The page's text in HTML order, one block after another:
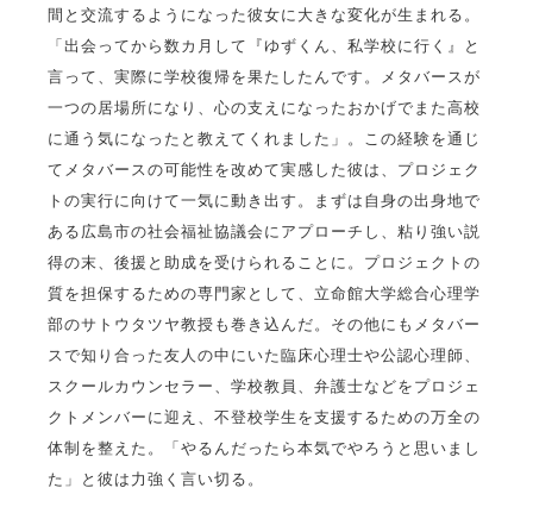
間と交流するようになった彼女に大きな変化が生まれる。
「出会ってから数カ月して『ゆずくん、私学校に行く』と
言って、実際に学校復帰を果たしたんです。メタバースが
一つの居場所になり、心の支えになったおかげでまた高校
に通う気になったと教えてくれました」。この経験を通じ
てメタバースの可能性を改めて実感した彼は、プロジェク
トの実行に向けて一気に動き出す。まずは自身の出身地で
ある広島市の社会福祉協議会にアプローチし、粘り強い説
得の末、後援と助成を受けられることに。プロジェクトの
質を担保するための専門家として、立命館大学総合心理学
部のサトウタツヤ教授も巻き込んだ。その他にもメタバー
スで知り合った友人の中にいた臨床心理士や公認心理師、
スクールカウンセラー、学校教員、弁護士などをプロジェ
クトメンバーに迎え、不登校学生を支援するための万全の
体制を整えた。「やるんだったら本気でやろうと思いまし
た」と彼は力強く言い切る。